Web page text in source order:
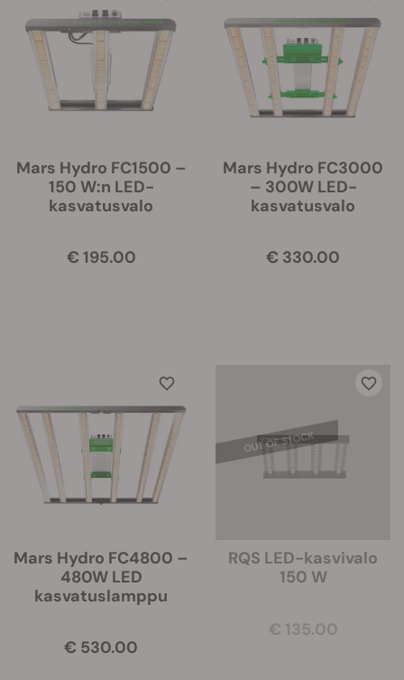
Mars Hydro FC1500 –
150 W:n LED-
kasvatusvalo
€ 195.00
Mars Hydro FC3000
– 300W LED-
kasvatusvalo
€ 330.00
Mars Hydro FC4800 –
480W LED
kasvatuslamppu
€ 530.00
RQS LED-kasvivalo
150 W
€ 135.00